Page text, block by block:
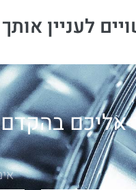
לעניין אותך
אליכם בהקדם